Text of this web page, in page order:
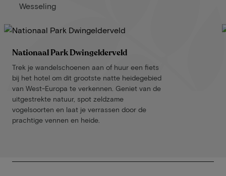
Wesseling
Nationaal Park Dwingelderveld
Trek je wandelschoenen aan of huur een fiets
bij het hotel om dit grootste natte heidegebied
van West-Europa te verkennen. Geniet van de
uitgestrekte natuur, spot zeldzame
vogelsoorten en laat je verrassen door de
prachtige vennen en heide.